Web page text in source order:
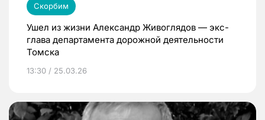
Скорбим
Ушел из жизни Александр Живоглядов — экс-
глава департамента дорожной деятельности
Томска
13:30 / 25.03.26